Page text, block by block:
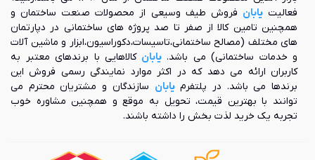
فعالیتیابان فروش طیف وسیعی از محصولات صنعت ساختمان و
همچنین تامین کالا از صفر تا صد پروژه های ساختمانی در دپارتمان
های مختلف (مصالح ساختمانی،تاسیسات،دکوراسیون،ابزار و ماشین آلات
و خدمات ساختمانی) می باشد.یابان کالاهایی با برندهای معتبر به
کاربران ارائه می دهد که در اکثر موارد نمایندگی رسمی فروش این
برندها می باشد. در پلتفرمیابان سازندگان و مشتریان محترم می
توانند با بهترین قیمت، تحویل به موقع و همچنین مشاوره خوب
تجربه یک خرید لذت بخش را داشته باشند.